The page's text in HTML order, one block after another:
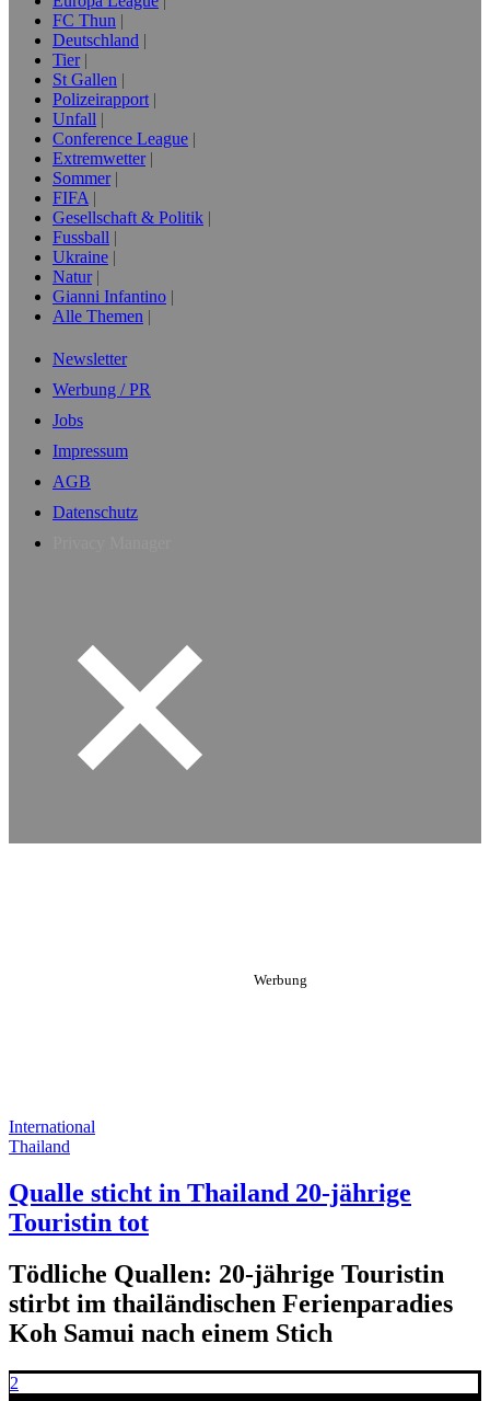
FC Thun
Deutschland
Tier
St Gallen
Polizeirapport
Unfall
Conference League
Extremwetter
Sommer
FIFA
Gesellschaft & Politik
Fussball
Ukraine
Natur
Gianni Infantino
Alle Themen
Newsletter
Werbung / PR
Jobs
Impressum
AGB
Datenschutz
International
Thailand
Qualle sticht in Thailand 20-jährige
Touristin tot
Tödliche Quallen: 20-jährige Touristin
stirbt im thailändischen Ferienparadies
Koh Samui nach einem Stich
2